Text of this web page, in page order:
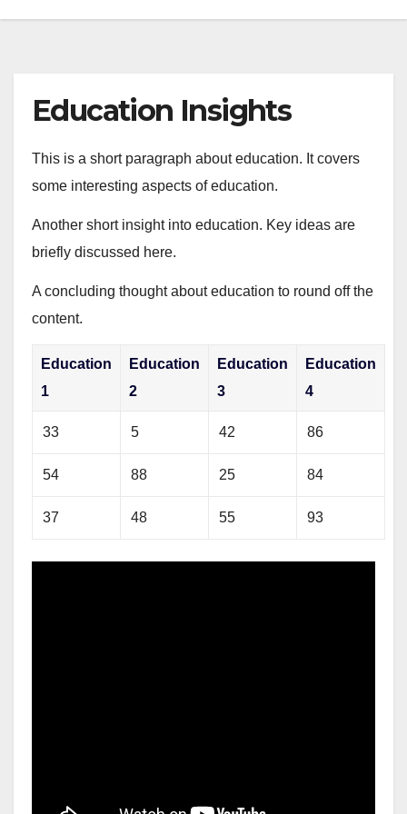
Education Insights
This is a short paragraph about education. It covers
some interesting aspects of education.
Another short insight into education. Key ideas are
briefly discussed here.
A concluding thought about education to round off the
content.
Education
1
Education
2
Education
3
Education
4
33 5 42 86
54 88 25 84
37 48 55 93